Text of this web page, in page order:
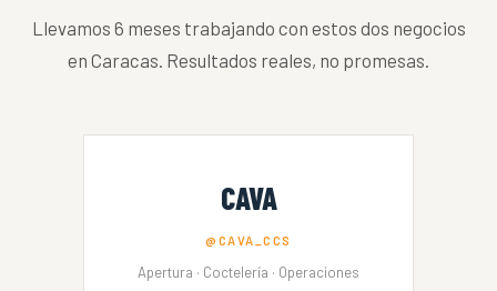
Llevamos 6 meses trabajando con estos dos negocios
en Caracas. Resultados reales, no promesas.
CAVA
@CAVA_CCS
Apertura · Coctelería · Operaciones